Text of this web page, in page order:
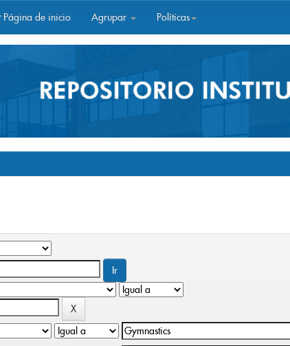
Página de inicio Agrupar Políticas